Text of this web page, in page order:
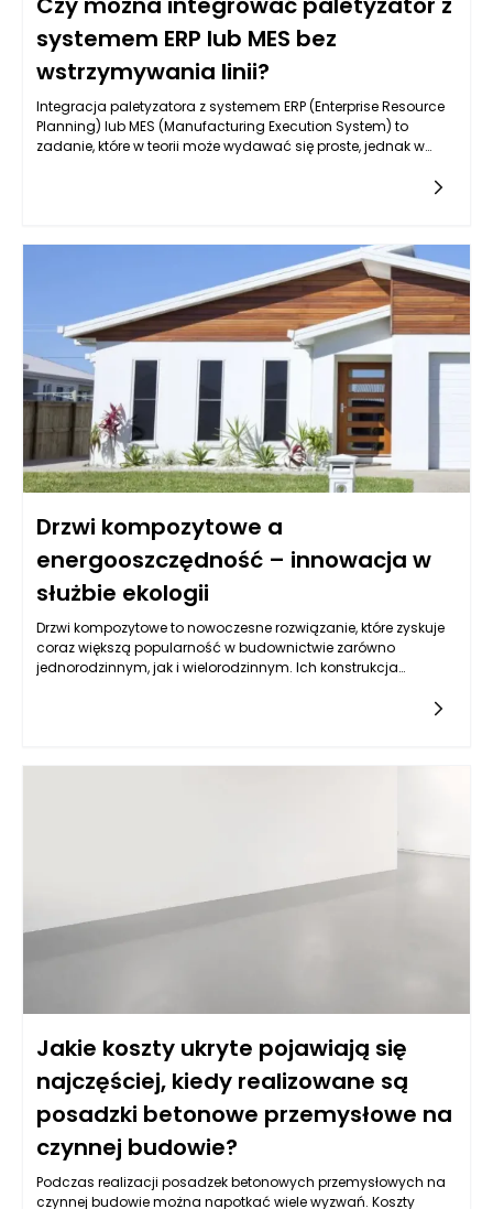
systemem ERP lub MES bez
wstrzymywania linii?
Integracja paletyzatora z systemem ERP (Enterprise Resource
Planning) lub MES (Manufacturing Execution System) to
zadanie, które w teorii może wydawać się proste, jednak w
działaniem linii produkcyjnej. Paletyzator, kluczowe urządzenie
płynności procesów. Kluczowym pytaniem jest więc, czy
można przeprowadzić tę integrację bez przerywania pracy
linii. Odpowiedź brzmi: tak, można, ale wymaga to
odpowiedniego zaplanowania oraz zastosowania
nowoczesnych technologii.
Drzwi kompozytowe a
energooszczędność – innowacja w
służbie ekologii
Drzwi kompozytowe to nowoczesne rozwiązanie, które zyskuje
coraz większą popularność w budownictwie zarówno
jednorodzinnym, jak i wielorodzinnym. Ich konstrukcja
atutów drzwi kompozytowych, co powoduje, że stają się one
Jakie koszty ukryte pojawiają się
najczęściej, kiedy realizowane są
posadzki betonowe przemysłowe na
czynnej budowie?
Podczas realizacji posadzek betonowych przemysłowych na
czynnej budowie można napotkać wiele wyzwań. Koszty